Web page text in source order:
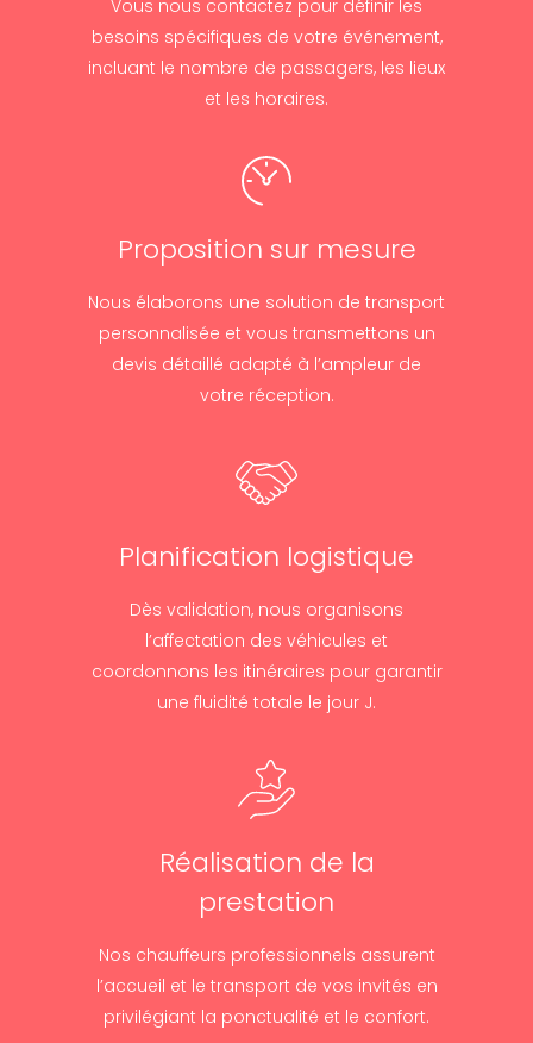
Vous nous contactez pour définir les
besoins spécifiques de votre événement,
incluant le nombre de passagers, les lieux
et les horaires.
Proposition sur mesure
Nous élaborons une solution de transport
personnalisée et vous transmettons un
devis détaillé adapté à l’ampleur de
votre réception.
Planification logistique
Dès validation, nous organisons
l’affectation des véhicules et
coordonnons les itinéraires pour garantir
une fluidité totale le jour J.
Réalisation de la
prestation
Nos chauffeurs professionnels assurent
l’accueil et le transport de vos invités en
privilégiant la ponctualité et le confort.